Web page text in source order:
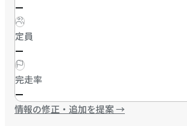
—
定員
—
完走率
—
情報の修正・追加を提案→